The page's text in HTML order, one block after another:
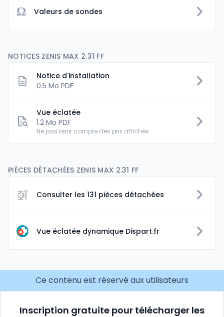
Ω Valeurs de sondes
NOTICES ZENIS MAX 2.31 FF
Notice d'installation
0.5 Mo PDF
Vue éclatée
1.2 Mo PDF
Ne pas tenir compte des prix affichés
PIÈCES DÉTACHÉES ZENIS MAX 2.31 FF
Consulter les 131 pièces détachées
Vue éclatée dynamique Dispart.fr
Ce contenu est réservé aux utilisateurs
Inscription gratuite pour télécharger les